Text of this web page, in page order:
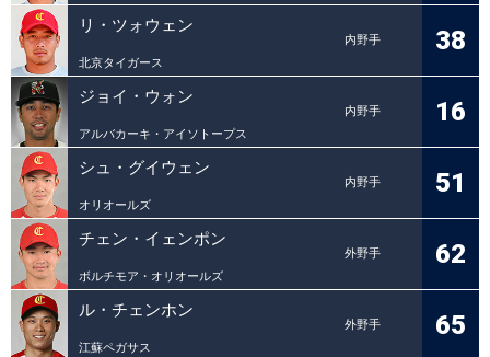
リ・ツォウェン
内野手
北京タイガース
38
ジョイ・ウォン
内野手
アルバカーキ・アイソトープス
16
シュ・グイウェン
内野手
オリオールズ
51
チェン・イェンポン
外野手
ボルチモア・オリオールズ
62
ル・チェンホン
外野手
江蘇ペガサス
65